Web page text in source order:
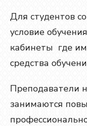
Для студентов
условие
кабинеты где
средства
Преподаватели
занимаются